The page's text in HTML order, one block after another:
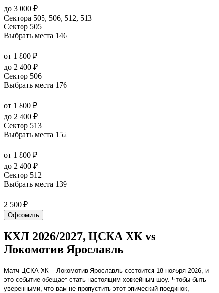
до 3 000 ₽
Сектора 505, 506, 512, 513
Сектор 505
Выбрать места 146
от 1 800 ₽
до 2 400 ₽
Сектор 506
Выбрать места 176
от 1 800 ₽
до 2 400 ₽
Сектор 513
Выбрать места 152
от 1 800 ₽
до 2 400 ₽
Сектор 512
Выбрать места 139
2 500 ₽
Оформить
КХЛ 2026/2027, ЦСКА ХК vs
Локомотив Ярославль
Матч ЦСКА ХК – Локомотив Ярославль состоится 18 ноября 2026, и
это событие обещает стать настоящим хоккейным шоу. Чтобы быть
уверенными, что вам не пропустить этот эпический поединок,